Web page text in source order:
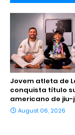
Jovem atleta de
conquista título
americano de jiu-
August 06, 2026